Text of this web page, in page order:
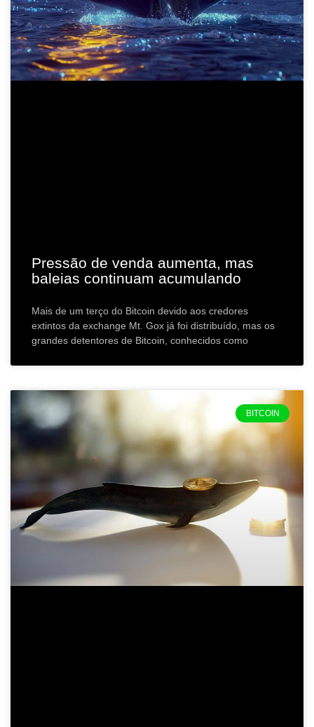
Pressão de venda aumenta, mas
baleias continuam acumulando
Mais de um terço do Bitcoin devido aos credores
extintos da exchange Mt. Gox já foi distribuído, mas os
grandes detentores de Bitcoin, conhecidos como
BITCOIN